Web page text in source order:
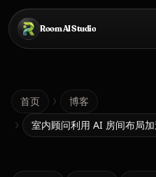
跳转到主要内容
Room AI Studio
首页
首页
博客
室内顾问利用 AI 房间布局